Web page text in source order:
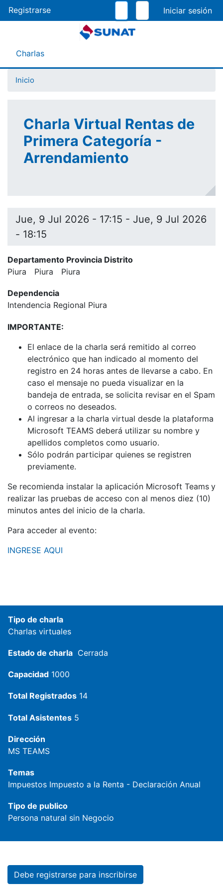
al
contenido
Registrarse
Menú Asistente
Charlas
Inicio
Charla Virtual Rentas de
Primera Categoría -
Arrendamiento
Jue, 9 Jul 2026 - 17:15 - Jue, 9 Jul 2026
- 18:15
Departamento Provincia Distrito
Piura
Piura Piura
Dependencia
Intendencia Regional Piura
IMPORTANTE:
El enlace de la charla será remitido al correo
electrónico que han indicado al momento del
registro en 24 horas antes de llevarse a cabo. En
caso el mensaje no pueda visualizar en la
bandeja de entrada, se solicita revisar en el Spam
o correos no deseados.
Al ingresar a la charla virtual desde la plataforma
Microsoft TEAMS deberá utilizar su nombre y
apellidos completos como usuario.
Sólo podrán participar quienes se registren
previamente.
Se recomienda instalar la aplicación Microsoft Teams y
realizar las pruebas de acceso con al menos diez (10)
minutos antes del inicio de la charla.
Para acceder al evento:
INGRESE AQUI
Tipo de charla
Charlas virtuales
Estado de charla Cerrada
Capacidad 1000
Total Registrados 14
Total Asistentes 5
Dirección
MS TEAMS
Temas
Impuestos Impuesto a la Renta - Declaración Anual
Tipo de publico
Persona natural sin Negocio
Debe registrarse para inscribirse